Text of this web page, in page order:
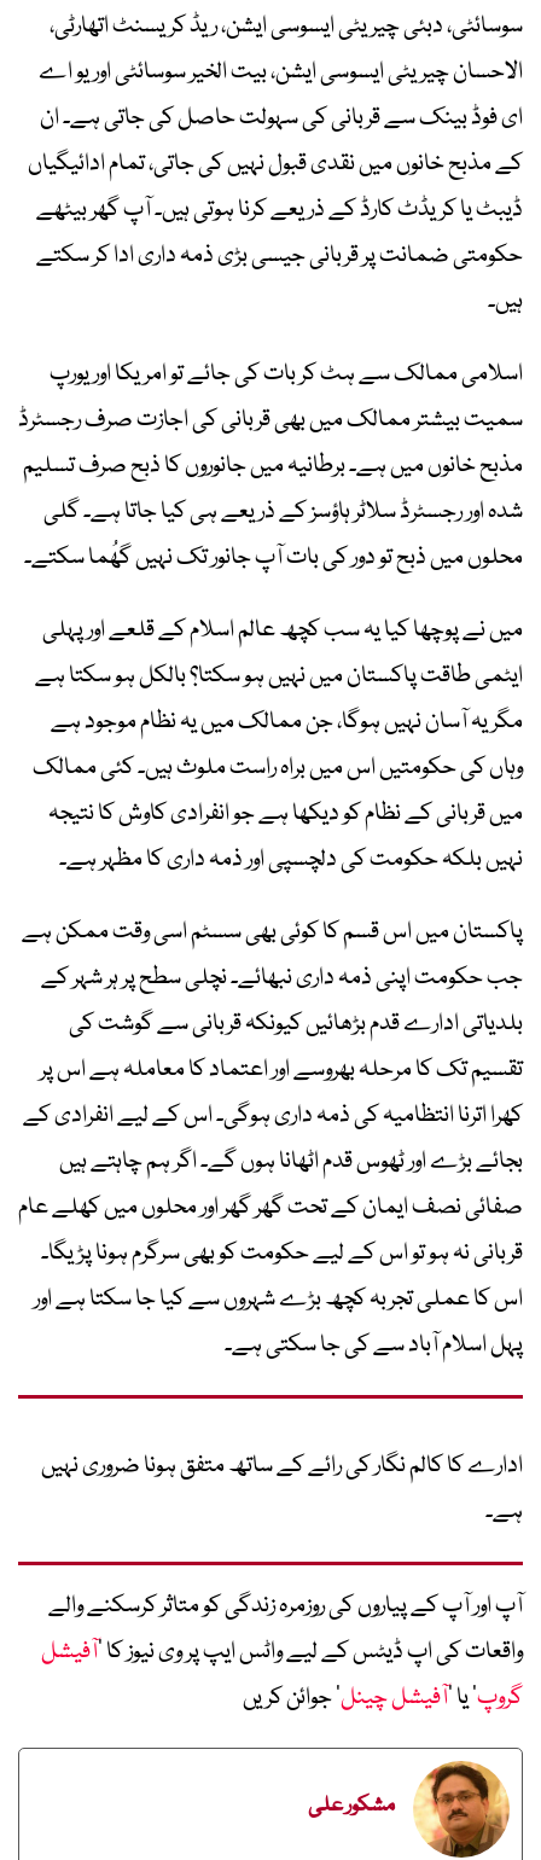
سوسائٹی، دبئی چیریٹی ایسوسی ایشن، ریڈ کریسنٹ اتھارٹی،
الاحسان چیریٹی ایسوسی ایشن، بیت الخیر سوسائٹی اور یو اے
ای فوڈ بینک سے قربانی کی سہولت حاصل کی جاتی ہے۔ ان
کے مذبح خانوں میں نقدی قبول نہیں کی جاتی، تمام ادائیگیاں
ڈیبٹ یا کریڈٹ کارڈ کے ذریعے کرنا ہوتی ہیں۔ آپ گھر بیٹھے
حکومتی ضمانت پر قربانی جیسی بڑی ذمہ داری ادا کر سکتے
ہیں۔
اسلامی ممالک سے ہٹ کر بات کی جائے تو امریکا اور یورپ
سمیت بیشتر ممالک میں بھی قربانی کی اجازت صرف رجسٹرڈ
مذبح خانوں میں ہے۔ برطانیہ میں جانوروں کا ذبح صرف تسلیم
شدہ اور رجسٹرڈ سلاٹر ہاؤسز کے ذریعے ہی کیا جاتا ہے۔ گلی
محلوں میں ذبح تو دور کی بات آپ جانور تک نہیں گھُما سکتے۔
میں نے پوچھا کیا یہ سب کچھ عالم اسلام کے قلعے اور پہلی
ایٹمی طاقت پاکستان میں نہیں ہو سکتا؟ بالکل ہو سکتا ہے
مگر یہ آسان نہیں ہوگا، جن ممالک میں یہ نظام موجود ہے
وہاں کی حکومتیں اس میں براہ راست ملوث ہیں۔ کئی ممالک
میں قربانی کے نظام کو دیکھا ہے جو انفرادی کاوش کا نتیجہ
نہیں بلکہ حکومت کی دلچسپی اور ذمہ داری کا مظہر ہے۔
پاکستان میں اس قسم کا کوئی بھی سسٹم اسی وقت ممکن ہے
جب حکومت اپنی ذمہ داری نبھائے۔ نچلی سطح پر ہر شہر کے
بلدیاتی ادارے قدم بڑھائیں کیونکہ قربانی سے گوشت کی
تقسیم تک کا مرحلہ بھروسے اور اعتماد کا معاملہ ہے اس پر
کھرا اترنا انتظامیہ کی ذمہ داری ہوگی۔ اس کے لیے انفرادی کے
بجائے بڑے اور ٹھوس قدم اٹھانا ہوں گے۔ اگر ہم چاہتے ہیں
صفائی نصف ایمان کے تحت گھر گھر اور محلوں میں کھلے عام
قربانی نہ ہو تو اس کے لیے حکومت کو بھی سرگرم ہونا پڑیگا۔
اس کا عملی تجربہ کچھ بڑے شہروں سے کیا جا سکتا ہے اور
پہل اسلام آباد سے کی جا سکتی ہے۔
ادارے کا کالم نگار کی رائے کے ساتھ متفق ہونا ضروری نہیں
ہے۔
آپ اور آپ کے پیاروں کی روزمرہ زندگی کو متاثر کرسکنے والے
واقعات کی اپ ڈیٹس کے لیے واٹس ایپ پر وی نیوز کا ’آفیشل
گروپ‘ یا ’آفیشل چینل‘ جوائن کریں
مشکور علی